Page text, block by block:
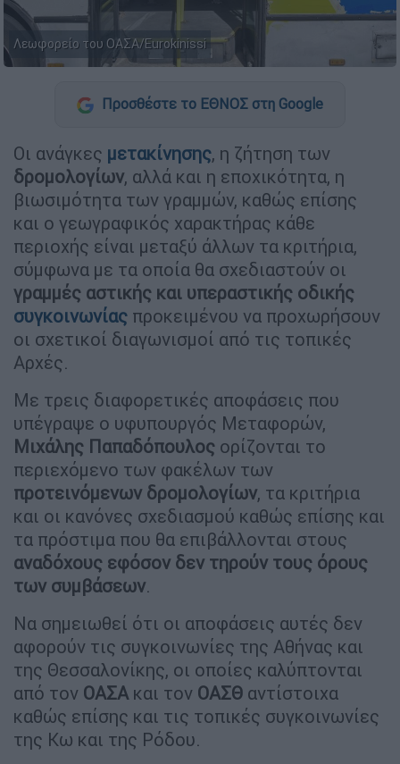
Λεωφορείο του ΟΑΣΑ/Eurokinissi
Προσθέστε το ΕΘΝΟΣ στη Google
Οι ανάγκες μετακίνησης, η ζήτηση των
δρομολογίων, αλλά και η εποχικότητα, η
βιωσιμότητα των γραμμών, καθώς επίσης
και ο γεωγραφικός χαρακτήρας κάθε
περιοχής είναι μεταξύ άλλων τα κριτήρια,
σύμφωνα με τα οποία θα σχεδιαστούν οι
γραμμές αστικής και υπεραστικής οδικής
συγκοινωνίας προκειμένου να προχωρήσουν
οι σχετικοί διαγωνισμοί από τις τοπικές
Αρχές.
Με τρεις διαφορετικές αποφάσεις που
υπέγραψε ο υφυπουργός Μεταφορών,
Μιχάλης Παπαδόπουλος ορίζονται το
περιεχόμενο των φακέλων των
προτεινόμενων δρομολογίων, τα κριτήρια
και οι κανόνες σχεδιασμού καθώς επίσης και
τα πρόστιμα που θα επιβάλλονται στους
αναδόχους εφόσον δεν τηρούν τους όρους
των συμβάσεων.
Να σημειωθεί ότι οι αποφάσεις αυτές δεν
αφορούν τις συγκοινωνίες της Αθήνας και
της Θεσσαλονίκης, οι οποίες καλύπτονται
από τον ΟΑΣΑ και τον ΟΑΣΘ αντίστοιχα
καθώς επίσης και τις τοπικές συγκοινωνίες
της Κω και της Ρόδου.